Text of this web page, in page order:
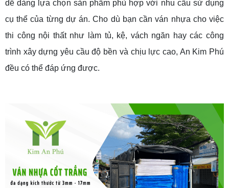
dễ dàng lựa chọn sản phẩm phù hợp với nhu cầu sử dụng
cụ thể của từng dự án. Cho dù bạn cần ván nhựa cho việc
thi công nội thất như làm tủ, kệ, vách ngăn hay các công
trình xây dựng yêu cầu độ bền và chịu lực cao, An Kim Phú
đều có thể đáp ứng được.